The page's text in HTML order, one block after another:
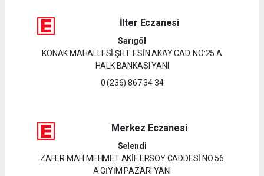
İlter Eczanesi
Sarıgöl
KONAK MAHALLESİ ŞHT. ESİN AKAY CAD. NO:25 A
HALK BANKASI YANI
0 (236) 867 34 34
Merkez Eczanesi
Selendi
ZAFER MAH.MEHMET AKİF ERSOY CADDESİ NO:56
A GİYİM PAZARI YANI